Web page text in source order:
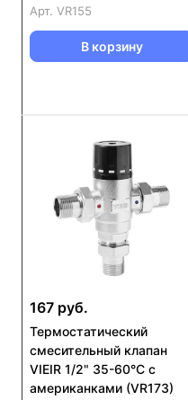
Арт. VR155
В корзину
167 руб.
Термостатический
смесительный клапан
VIEIR 1/2" 35-60°С с
американками (VR173)